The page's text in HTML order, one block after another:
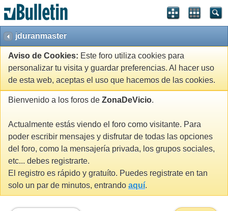
jduranmaster
Aviso de Cookies: Este foro utiliza cookies para
personalizar tu visita y guardar preferencias. Al hacer uso
de esta web, aceptas el uso que hacemos de las cookies.
Bienvenido a los foros de ZonaDeVicio.
Actualmente estás viendo el foro como visitante. Para
poder escribir mensajes y disfrutar de todas las opciones
del foro, como la mensajería privada, los grupos sociales,
etc... debes registrarte.
El registro es rápido y gratuíto. Puedes registrate en tan
solo un par de minutos, entrando aquí.